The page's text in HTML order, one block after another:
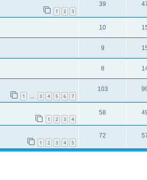
1 2 3
39
10
9
8
1 … 3 4 5 6 7
103
1 2 3 4
58
1 2 3 4 5
72